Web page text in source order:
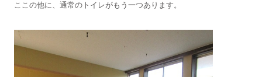
ここの他に、通常のトイレがもう一つあります。